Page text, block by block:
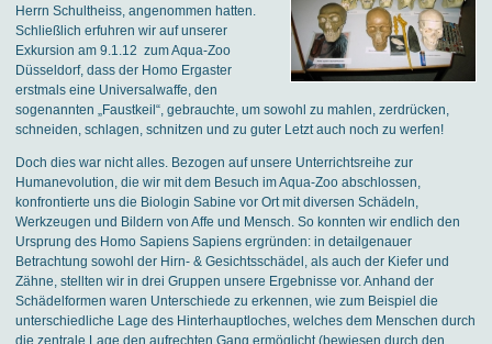
Herrn Schultheiss, angenommen hatten.
Schließlich erfuhren wir auf unserer
Exkursion am 9.1.12 zum Aqua-Zoo
Düsseldorf, dass der Homo Ergaster
erstmals eine Universalwaffe, den
sogenannten „Faustkeil“, gebrauchte, um sowohl zu mahlen, zerdrücken,
schneiden, schlagen, schnitzen und zu guter Letzt auch noch zu werfen!
Doch dies war nicht alles. Bezogen auf unsere Unterrichtsreihe zur
Humanevolution, die wir mit dem Besuch im Aqua-Zoo abschlossen,
konfrontierte uns die Biologin Sabine vor Ort mit diversen Schädeln,
Werkzeugen und Bildern von Affe und Mensch. So konnten wir endlich den
Ursprung des Homo Sapiens Sapiens ergründen: in detailgenauer
Betrachtung sowohl der Hirn- & Gesichtsschädel, als auch der Kiefer und
Zähne, stellten wir in drei Gruppen unsere Ergebnisse vor. Anhand der
Schädelformen waren Unterschiede zu erkennen, wie zum Beispiel die
unterschiedliche Lage des Hinterhauptloches, welches dem Menschen durch
die zentrale Lage den aufrechten Gang ermöglicht (bewiesen durch den